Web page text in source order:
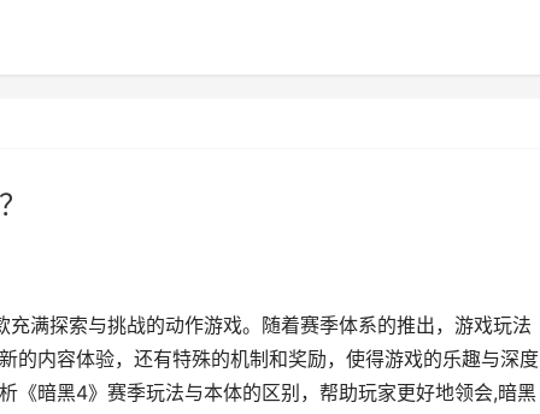
满探索与挑战的动作游戏。随着赛季体系的推出，游戏玩法
的内容体验，还有特殊的机制和奖励，使得游戏的乐趣与深度
《暗黑4》赛季玩法与本体的区别，帮助玩家更好地领会,暗黑